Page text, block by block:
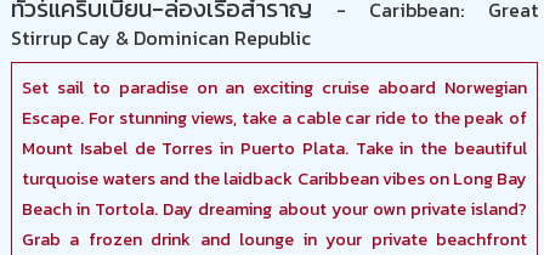
ทัวร์แคริบเบียน-ล่องเรือสำราญ - Caribbean: Great
Stirrup Cay & Dominican Republic
Set sail to paradise on an exciting cruise aboard Norwegian
Escape. For stunning views, take a cable car ride to the peak of
Mount Isabel de Torres in Puerto Plata. Take in the beautiful
turquoise waters and the laidback Caribbean vibes on Long Bay
Beach in Tortola. Day dreaming about your own private island?
Grab a frozen drink and lounge in your private beachfront